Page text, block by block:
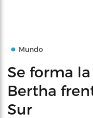
Mundo
Se forma
Bertha
Sur